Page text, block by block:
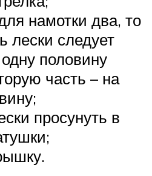
намотки два, то
лески следует
половину
часть – на
просунуть в